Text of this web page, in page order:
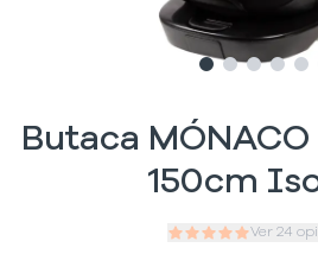
Slide1
Slide2
Slide3
Butaca
150cm
Ver 24